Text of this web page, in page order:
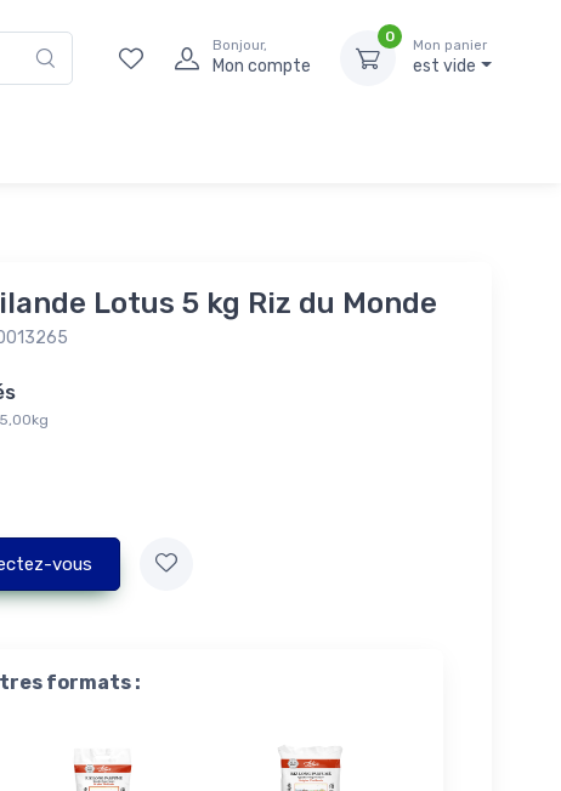
Bonjour,
Mon compte
0
Mon panier
est vide
Lotus 5 kg Riz du Monde
vous
formats :